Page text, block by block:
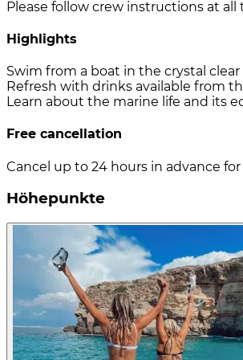
Please follow crew instructions at all
Highlights
Swim from a boat in the crystal
Refresh with drinks available from
Learn about the marine life and its
Free cancellation
Cancel up to 24 hours in advance
Höhepunkte